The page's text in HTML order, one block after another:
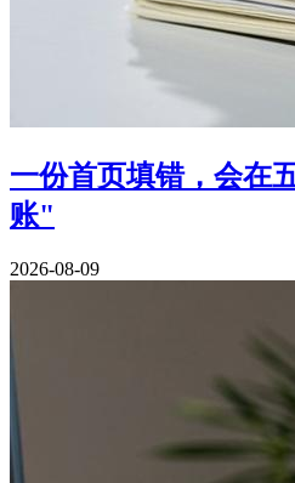
一份首页填错，会在
账"
2026-08-09